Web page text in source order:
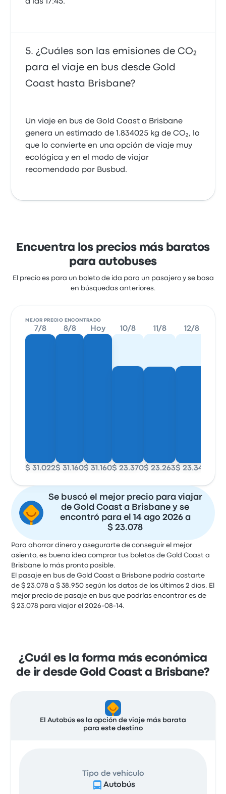
a las 17:45.
¿Cuáles son las emisiones de CO₂
para el viaje en bus desde Gold
Coast hasta Brisbane?
Un viaje en bus de Gold Coast a Brisbane
genera un estimado de 1.834025 kg de CO₂, lo
que lo convierte en una opción de viaje muy
ecológica y en el modo de viajar
recomendado por Busbud.
Encuentra los precios más baratos
para autobuses
El precio es para un boleto de ida para un pasajero y se basa
en búsquedas anteriores.
MEJOR PRECIO ENCONTRADO
7/8
$ 31.022
8/8
$ 31.160
Hoy
$ 31.160
10/8
$ 23.370
11/8
$ 23.263
12/8
$ 23.340
Se buscó el mejor precio para viajar
de Gold Coast a Brisbane y se
encontró para el 14 ago 2026 a
$ 23.078
Para ahorrar dinero y asegurarte de conseguir el mejor
asiento, es buena idea comprar tus boletos de Gold Coast a
Brisbane lo más pronto posible.
El pasaje en bus de Gold Coast a Brisbane podría costarte
de $ 23.078 a $ 38.950 según los datos de los últimos 2 días. El
mejor precio de pasaje en bus que podrías encontrar es de
$ 23.078 para viajar el 2026-08-14.
¿Cuál es la forma más económica
de ir desde Gold Coast a Brisbane?
El Autobús es la opción de viaje más barata
para este destino
Tipo de vehículo
Autobús